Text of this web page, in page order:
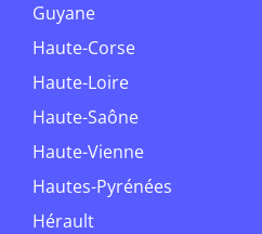
Guyane
Haute-Corse
Haute-Loire
Haute-Saône
Haute-Vienne
Hautes-Pyrénées
Hérault